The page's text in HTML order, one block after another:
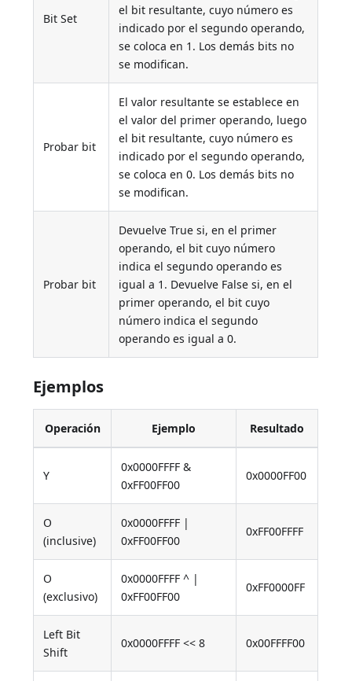
Bit Set
el bit resultante, cuyo número es
indicado por el segundo operando,
se coloca en 1. Los demás bits no
se modifican.
Probar bit
El valor resultante se establece en
el valor del primer operando, luego
el bit resultante, cuyo número es
indicado por el segundo operando,
se coloca en 0. Los demás bits no
se modifican.
Probar bit
Devuelve True si, en el primer
operando, el bit cuyo número
indica el segundo operando es
igual a 1. Devuelve False si, en el
primer operando, el bit cuyo
número indica el segundo
operando es igual a 0.
Ejemplos
Operación Ejemplo Resultado
Y
0x0000FFFF &
0xFF00FF00
0x0000FF00
O
(inclusive)
0x0000FFFF |
0xFF00FF00
0xFF00FFFF
O
(exclusivo)
0x0000FFFF ^ |
0xFF00FF00
0xFF0000FF
Left Bit
Shift
0x0000FFFF << 8 0x00FFFF00